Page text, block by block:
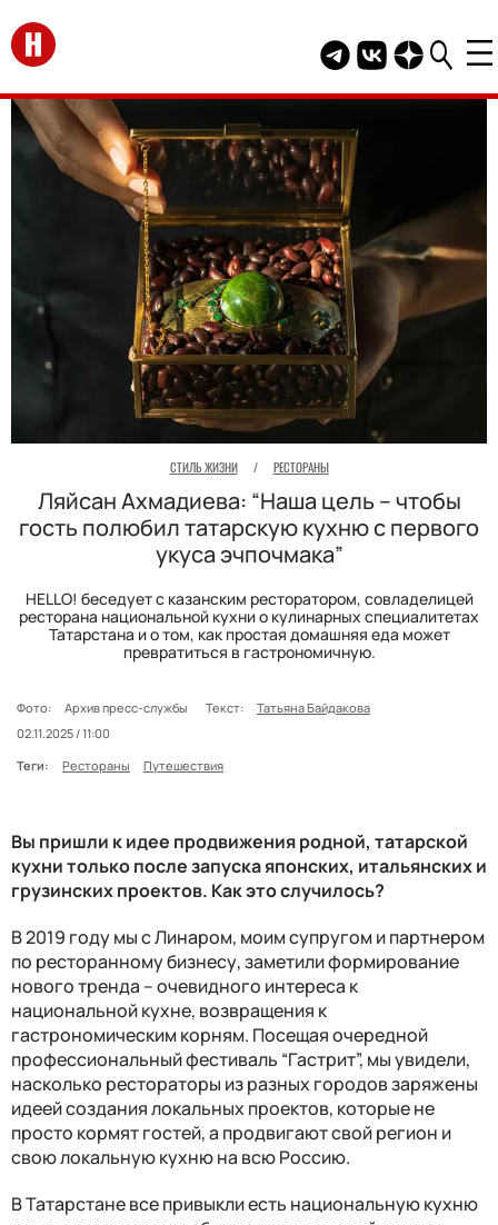
Перейти на главную
Telegram канал
Группа HELLO
Канал
СТИЛЬ ЖИЗНИ / РЕСТОРАНЫ
Ляйсан Ахмадиева: “Наша цель – чтобы
гость полюбил татарскую кухню с первого
укуса эчпочмака”
HELLO! беседует с казанским ресторатором, совладелицей
ресторана национальной кухни о кулинарных специалитетах
Татарстана и о том, как простая домашняя еда может
превратиться в гастрономичную.
Фото: Архив пресс-службы Текст:
Татьяна Байдакова
02.11.2025 / 11:00
Теги:
Рестораны Путешествия
Вы пришли к идее продвижения родной, татарской
кухни только после запуска японских, итальянских и
грузинских проектов. Как это случилось?
В 2019 году мы с Линаром, моим супругом и партнером
по ресторанному бизнесу, заметили формирование
нового тренда – очевидного интереса к
национальной кухне, возвращения к
гастрономическим корням. Посещая очередной
профессиональный фестиваль “Гастрит”, мы увидели,
насколько рестораторы из разных городов заряжены
идеей создания локальных проектов, которые не
просто кормят гостей, а продвигают свой регион и
свою локальную кухню на всю Россию.
В Татарстане все привыкли есть национальную кухню